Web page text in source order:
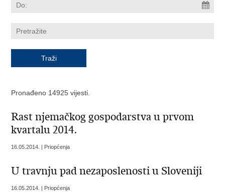
Pronađeno 14925 vijesti.
Rast njemačkog gospodarstva u prvom
kvartalu 2014.
16.05.2014. | Priopćenja
U travnju pad nezaposlenosti u Sloveniji
16.05.2014. | Priopćenja